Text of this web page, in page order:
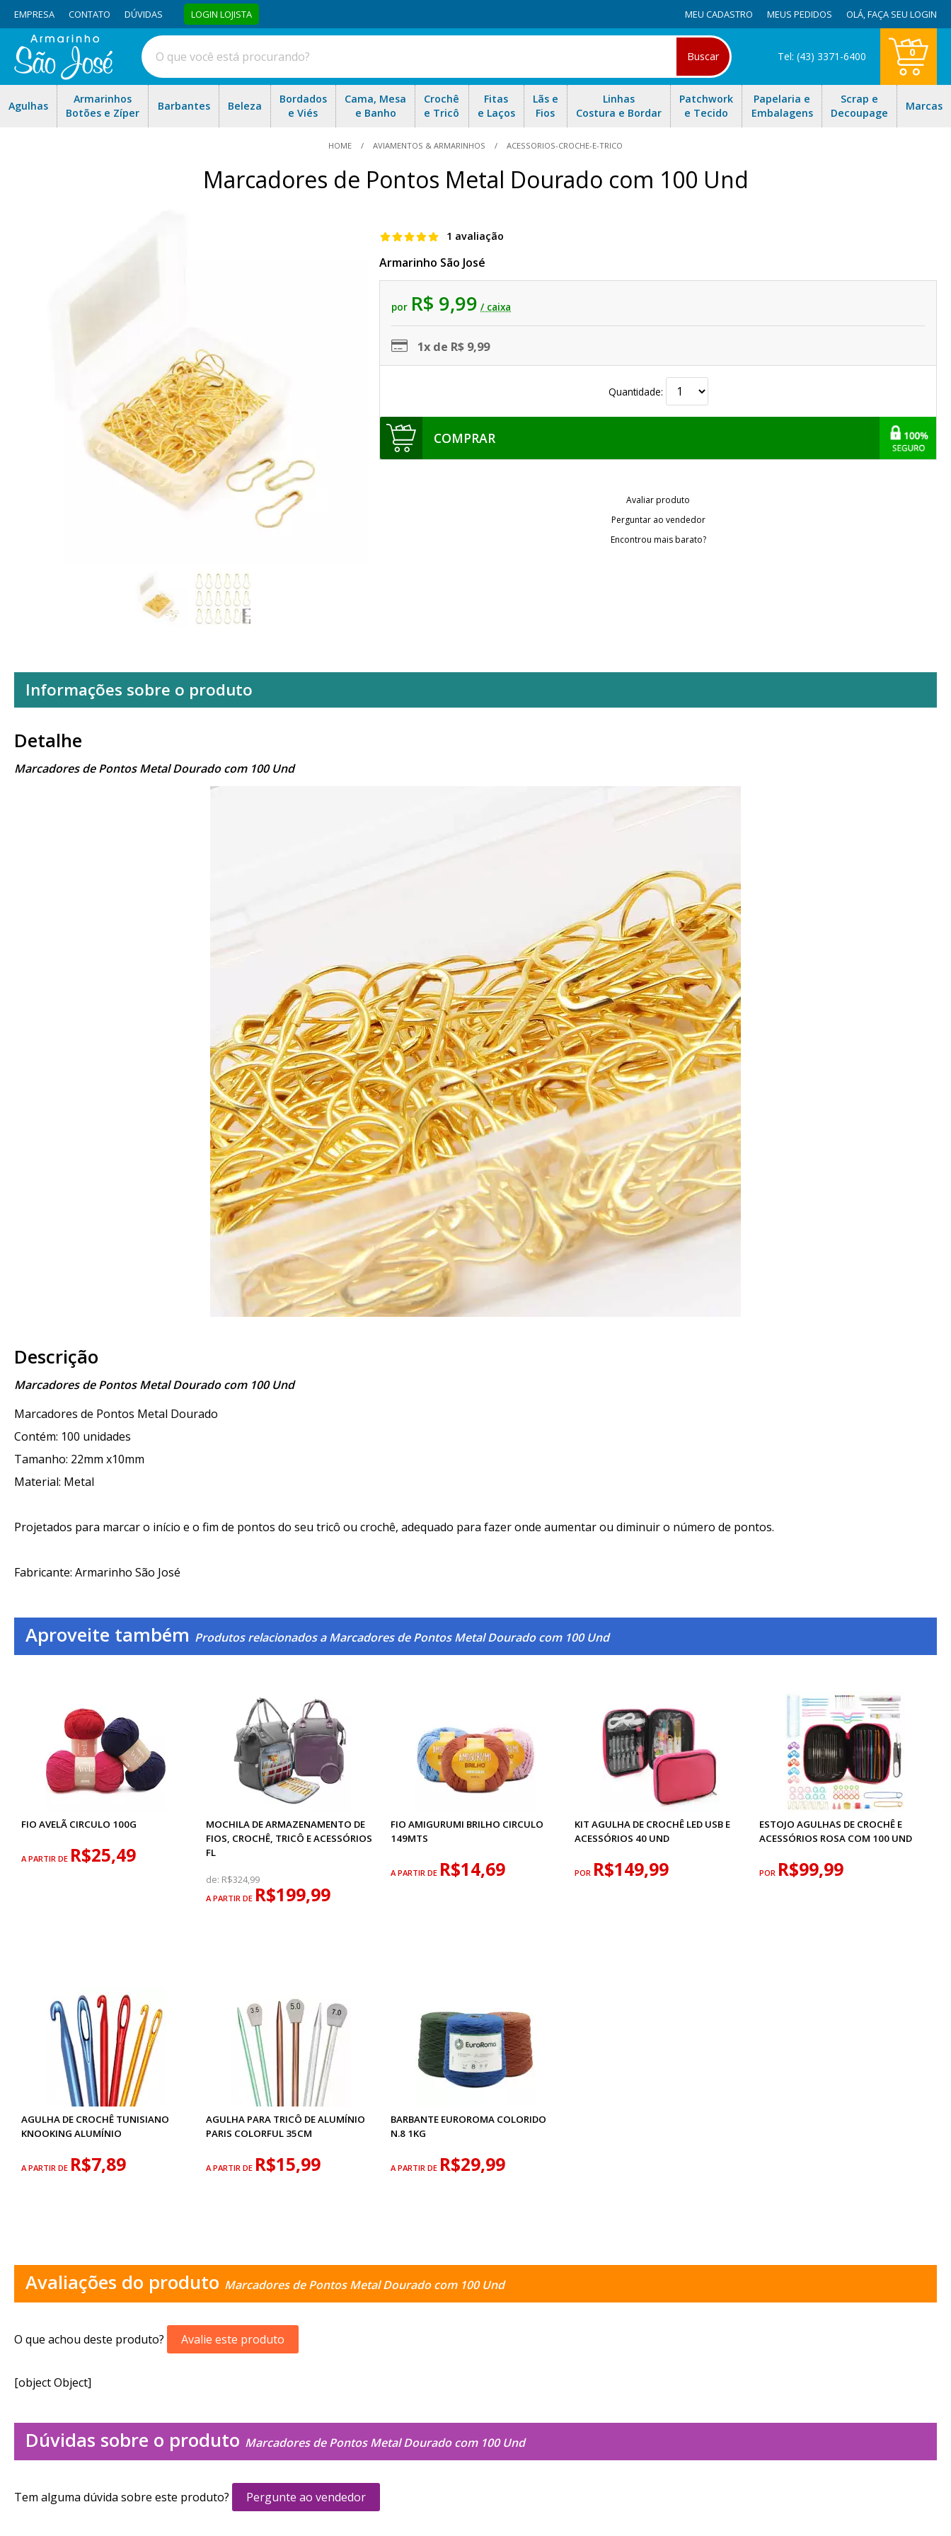
EMPRESA CONTATO DÚVIDAS LOGIN LOJISTA MEU CADASTRO MEUS PEDIDOS OLÁ,FAÇA SEU LOGIN
Buscar Tel: (43) 3371-6400 0
Agulhas
Armarinhos
Botões e Zíper
Barbantes Beleza
Bordados
e Viés
Cama, Mesa
e Banho
Crochê
e Tricô
Fitas
e Laços
Lãs e
Fios
Linhas
Costura e Bordar
Patchwork
e Tecido
Papelaria e
Embalagens
Scrap e
Decoupage
Marcas
HOME AVIAMENTOS & ARMARINHOS ACESSORIOS-CROCHE-E-TRICO
Marcadores de Pontos Metal Dourado com 100 Und
1 avaliação
Armarinho São José
por R$ 9,99 / caixa
1x de R$ 9,99
Quantidade:
COMPRAR
Avaliar produto
Perguntar ao vendedor
Encontrou mais barato?
Informações sobre o produto
Detalhe
Marcadores de Pontos Metal Dourado com 100 Und
Descrição
Marcadores de Pontos Metal Dourado com 100 Und
Marcadores de Pontos Metal Dourado
Contém: 100 unidades
Tamanho: 22mm x10mm
Material: Metal
Projetados para marcar o início e o fim de pontos do seu tricô ou crochê, adequado para fazer onde aumentar ou diminuir o número de pontos.
Fabricante: Armarinho São José
Aproveite também Produtos relacionados a Marcadores de Pontos Metal Dourado com 100 Und
FIO AVELÃ CIRCULO 100G
A PARTIR DE R$25,49
MOCHILA DE ARMAZENAMENTO DE
FIOS, CROCHÊ, TRICÔ E ACESSÓRIOS
FL
de: R$324,99
A PARTIR DE R$199,99
FIO AMIGURUMI BRILHO CIRCULO
149MTS
A PARTIR DE R$14,69
KIT AGULHA DE CROCHÊ LED USB E
ACESSÓRIOS 40 UND
POR R$149,99
ESTOJO AGULHAS DE CROCHÊ E
ACESSÓRIOS ROSA COM 100 UND
POR R$99,99
AGULHA DE CROCHÊ TUNISIANO
KNOOKING ALUMÍNIO
A PARTIR DE R$7,89
AGULHA PARA TRICÔ DE ALUMÍNIO
PARIS COLORFUL 35CM
A PARTIR DE R$15,99
BARBANTE EUROROMA COLORIDO
N.8 1KG
A PARTIR DE R$29,99
Avaliações do produto Marcadores de Pontos Metal Dourado com 100 Und
O que achou deste produto? Avalie este produto
[object Object]
Dúvidas sobre o produto Marcadores de Pontos Metal Dourado com 100 Und
Tem alguma dúvida sobre este produto? Pergunte ao vendedor